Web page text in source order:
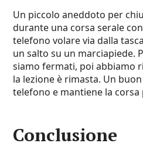
Un piccolo aneddoto per
durante una corsa serale
telefono volare via dalla
un salto su un marciapiede.
siamo fermati, poi abbiamo
la lezione è rimasta. Un
telefono e mantiene la corsa
Conclusione